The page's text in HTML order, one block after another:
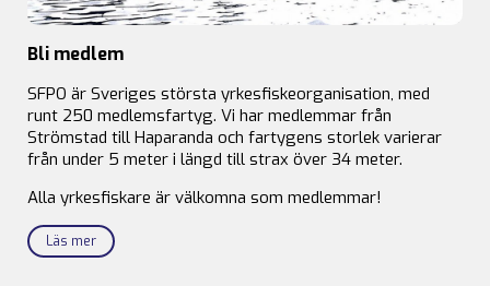
Bli medlem
SFPO är Sveriges största yrkesfiskeorganisation, med
runt 250 medlemsfartyg. Vi har medlemmar från
Strömstad till Haparanda och fartygens storlek varierar
från under 5 meter i längd till strax över 34 meter.
Alla yrkesfiskare är välkomna som medlemmar!
Läs mer